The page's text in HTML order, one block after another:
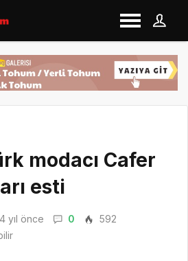
modacı Cafer
esti
4 yıl önce 0
592